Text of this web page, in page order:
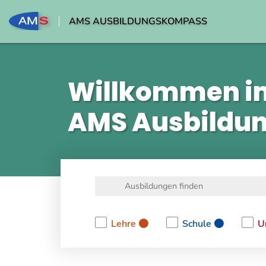
AMS AUSBILDUNGSKOMPASS
Willkommen
AMS
Lehre
Schule